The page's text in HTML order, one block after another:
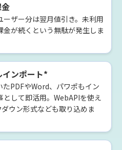
ーザー分は翌月値引き。未利用
金が続くという無駄が発生しま
ンポート*
たPDFやWord、パワポもイン
として即活用。WebAPIを使え
ダウン形式なども取り込めま